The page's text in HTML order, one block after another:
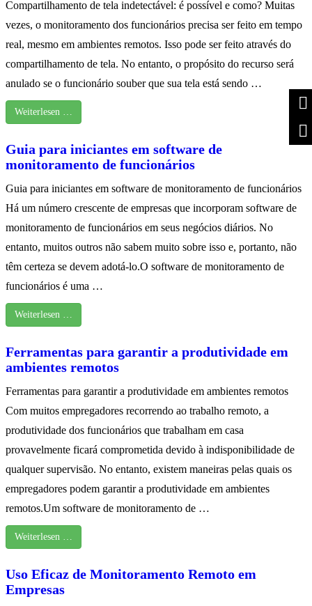
Compartilhamento de tela indetectável: é possível e como? Muitas
vezes, o monitoramento dos funcionários precisa ser feito em tempo
real, mesmo em ambientes remotos. Isso pode ser feito através do
compartilhamento de tela. No entanto, o propósito do recurso será
anulado se o funcionário souber que sua tela está sendo …
Weiterlesen …
Guia para iniciantes em software de
monitoramento de funcionários
Guia para iniciantes em software de monitoramento de funcionários
Há um número crescente de empresas que incorporam software de
monitoramento de funcionários em seus negócios diários. No
entanto, muitos outros não sabem muito sobre isso e, portanto, não
têm certeza se devem adotá-lo.O software de monitoramento de
funcionários é uma …
Weiterlesen …
Ferramentas para garantir a produtividade em
ambientes remotos
Ferramentas para garantir a produtividade em ambientes remotos
Com muitos empregadores recorrendo ao trabalho remoto, a
produtividade dos funcionários que trabalham em casa
provavelmente ficará comprometida devido à indisponibilidade de
qualquer supervisão. No entanto, existem maneiras pelas quais os
empregadores podem garantir a produtividade em ambientes
remotos.Um software de monitoramento de …
Weiterlesen …
Uso Eficaz de Monitoramento Remoto em
Empresas